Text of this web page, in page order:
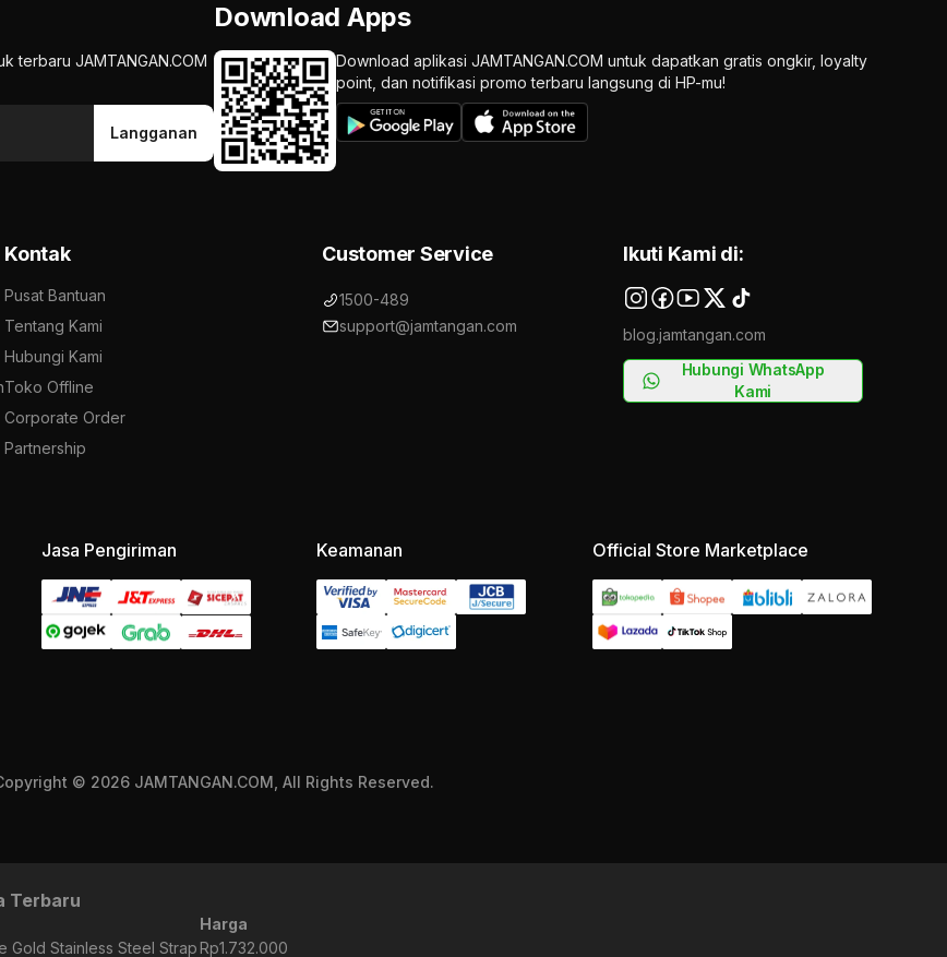
terbaru JAMTANGAN.COM
Langganan
Download Apps
Download aplikasi JAMTANGAN.COM untuk dapatkan gratis ongkir, loyalty
point, dan notifikasi promo terbaru langsung di HP-mu!
Kontak
Pusat Bantuan
Tentang Kami
Hubungi Kami
Toko Offline
Corporate Order
Partnership
Customer Service
1500-489
support@jamtangan.com
Ikuti Kami di:
blog.jamtangan.com
Hubungi WhatsApp
Kami
Jasa Pengiriman Keamanan Official Store Marketplace
© 2026 JAMTANGAN.COM, All Rights Reserved.
Terbaru
Harga
Gold Stainless Steel Strap Rp1.732.000